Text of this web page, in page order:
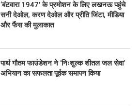
‘बंटवारा 1947’ के प्रमोशन के लिए लखनऊ पहुंचे
सनी देओल, करण देओल और प्रीति जिंटा, मीडिया
और फैंस की मुलाकात
पार्थ गौतम फाउंडेशन ने ‘निःशुल्क शीतल जल सेवा’
अभियान का सफलता पूर्वक समापन किया